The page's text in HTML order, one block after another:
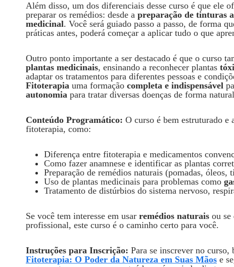
Além disso, um dos diferenciais desse curso é que ele
preparar os remédios: desde a preparação de tinturas
medicinal. Você será guiado passo a passo, de forma
práticas antes, poderá começar a aplicar tudo o que
Outro ponto importante a ser destacado é que o curso
plantas medicinais, ensinando a reconhecer plantas
adaptar os tratamentos para diferentes pessoas e
Fitoterapia uma formação completa e indispensável
autonomia para tratar diversas doenças de forma
Conteúdo Programático: O curso é bem estruturado e
fitoterapia, como:
Diferença entre fitoterapia e medicamentos
Como fazer anamnese e identificar as plantas
Preparação de remédios naturais (pomadas, óleos,
Uso de plantas medicinais para problemas como
Tratamento de distúrbios do sistema nervoso,
Se você tem interesse em usar remédios naturais ou se
profissional, este curso é o caminho certo para você.
Instruções para Inscrição: Para se inscrever no curso,
Fitoterapia: O Poder da Natureza em Suas Mãos e